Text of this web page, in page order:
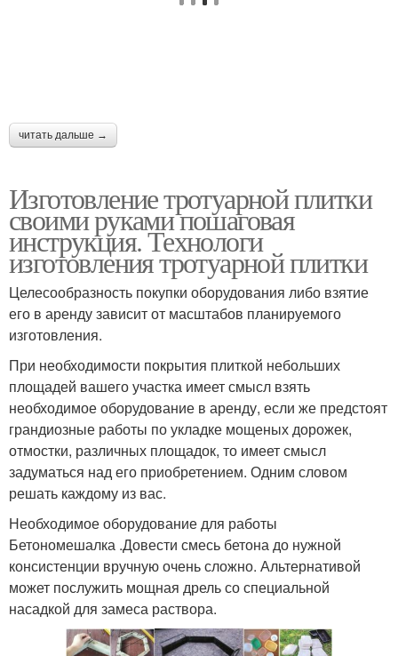
читать дальше →
Изготовление тротуарной плитки
своими руками пошаговая
инструкция. Технологи
изготовления тротуарной плитки
Целесообразность покупки оборудования либо взятие
его в аренду зависит от масштабов планируемого
изготовления.
При необходимости покрытия плиткой небольших
площадей вашего участка имеет смысл взять
необходимое оборудование в аренду, если же предстоят
грандиозные работы по укладке мощеных дорожек,
отмостки, различных площадок, то имеет смысл
задуматься над его приобретением. Одним словом
решать каждому из вас.
Необходимое оборудование для работы
Бетономешалка .Довести смесь бетона до нужной
консистенции вручную очень сложно. Альтернативой
может послужить мощная дрель со специальной
насадкой для замеса раствора.